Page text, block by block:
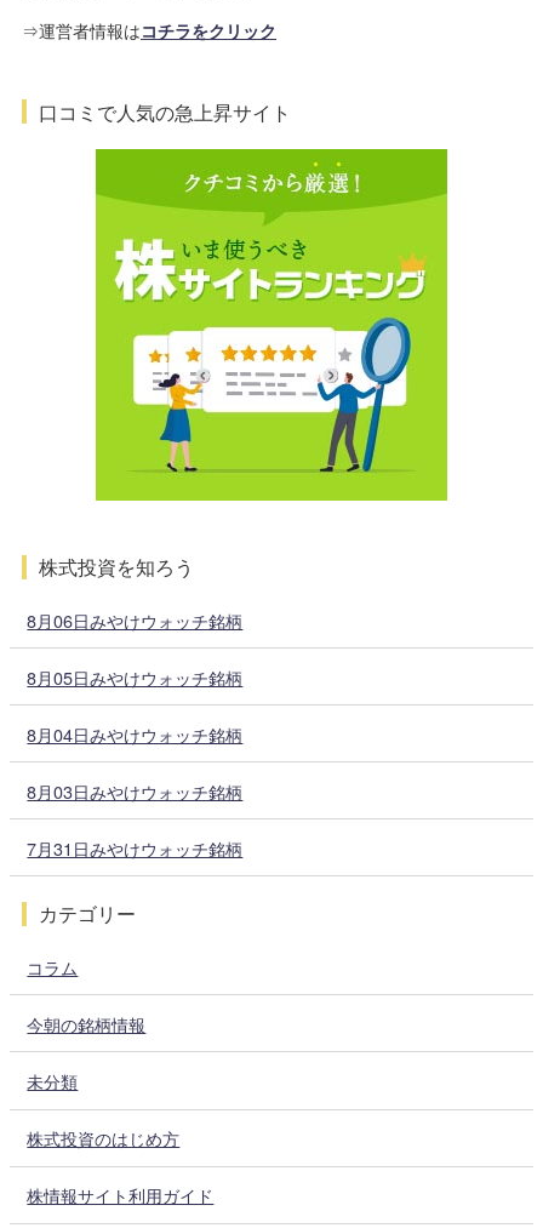
⇒運営者情報はコチラをクリック
口コミで人気の急上昇サイト
株式投資を知ろう
8月06日みやけウォッチ銘柄
8月05日みやけウォッチ銘柄
8月04日みやけウォッチ銘柄
8月03日みやけウォッチ銘柄
7月31日みやけウォッチ銘柄
カテゴリー
コラム
今朝の銘柄情報
未分類
株式投資のはじめ方
株情報サイト利用ガイド